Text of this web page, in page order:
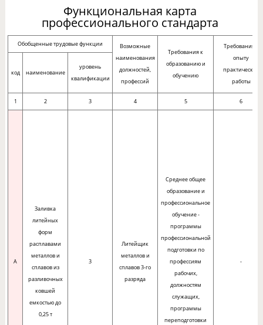
Функциональная карта
профессионального стандарта
Обобщенные трудовые функции
Возможные
наименования
должностей,
профессий
Требования к
образованию и
обучению
Требования к
опыту
практической
работы
код наименование
уровень
квалификации
1 2 3 4 5 6
A
Заливка
литейных
форм
расплавами
металлов и
сплавов из
разливочных
ковшей
емкостью до
0,25 т
3
Литейщик
металлов и
сплавов 3-го
разряда
Среднее общее
образование и
профессиональное
обучение -
программы
профессиональной
подготовки по
профессиям
рабочих,
должностям
служащих,
программы
переподготовки
-